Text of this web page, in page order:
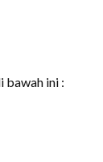
bawah ini :